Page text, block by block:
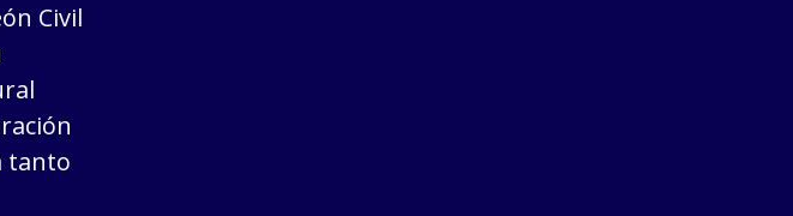
Civil
tanto